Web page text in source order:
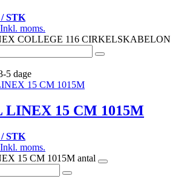
/ STK
Inkl. moms.
COLLEGE 116 CIRKELSKABELON
5 dage
15 CM 1015M
/ STK
Inkl. moms.
15 CM 1015M antal